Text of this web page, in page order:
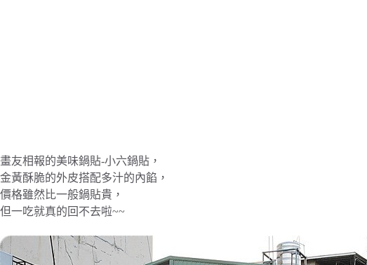
畫友相報的美味鍋貼-小六鍋貼，
金黃酥脆的外皮搭配多汁的內餡，
價格雖然比一般鍋貼貴，
但一吃就真的回不去啦~~